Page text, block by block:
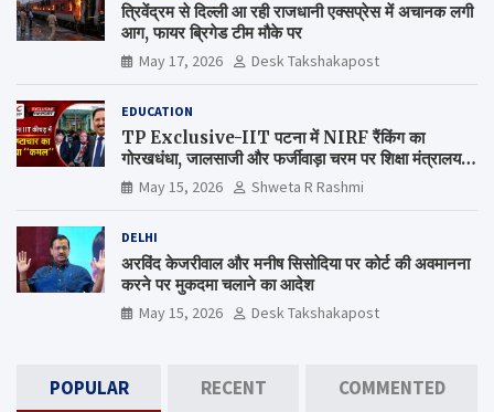
त्रिवेंद्रम से दिल्ली आ रही राजधानी एक्सप्रेस में अचानक लगी
आग, फायर ब्रिगेड टीम मौके पर
May 17, 2026 Desk Takshakapost
EDUCATION
TP Exclusive-IIT पटना में NIRF रैंकिंग का
गोरखधंधा, जालसाजी और फर्जीवाड़ा चरम पर शिक्षा मंत्रालय
कब जागेगा ?
May 15, 2026 Shweta R Rashmi
DELHI
अरविंद केजरीवाल और मनीष सिसोदिया पर कोर्ट की अवमानना
करने पर मुकदमा चलाने का आदेश
May 15, 2026 Desk Takshakapost
POPULAR RECENT COMMENTED